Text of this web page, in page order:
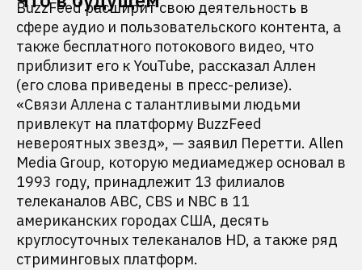
BuzzFeed расширит свою деятельность в
сфере аудио и пользовательского контента, а
также бесплатного потокового видео, что
приблизит его к YouTube, рассказал Аллен
(его слова приведены в пресс-релизе).
«Связи Аллена с талантливыми людьми
привлекут на платформу BuzzFeed
невероятных звезд», — заявил Перетти. Allen
Media Group, которую медиамеджер основал в
1993 году, принадлежит 13 филиалов
телеканалов ABC, CBS и NBC в 11
американских городах США, десять
круглосуточных телеканалов HD, а также ряд
стриминговых платформ.